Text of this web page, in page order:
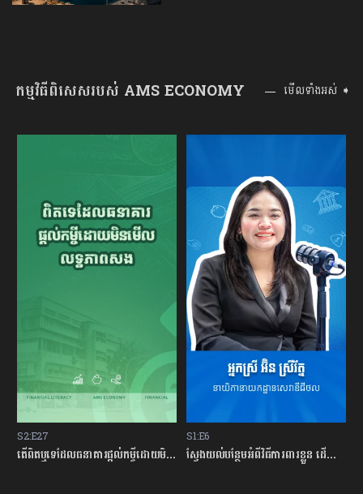
កម្មវិធីពិសេសរបស់ AMS ECONOMY មើលទាំងអស់ ➧
S2:E27
តើពិតឬទេដែលធនាគារផ្ដល់កម្ចីដោយមិនសិក្សាលើលទ្ធភាពសងត្រឡប់?
S1:E6
ស្វែងយល់បន្ថែមអំពីវិធីការពារខ្លួន ដើម្បីជៀសវាងពីការឆបោកតាមបច្ចេកវិទ្យាហិរញ្ញវត្ថុ!